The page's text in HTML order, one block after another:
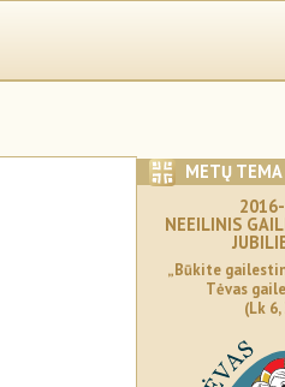
METŲ TEMA
NEEILINIS
„Būkite
Tėvas
(Lk 6,